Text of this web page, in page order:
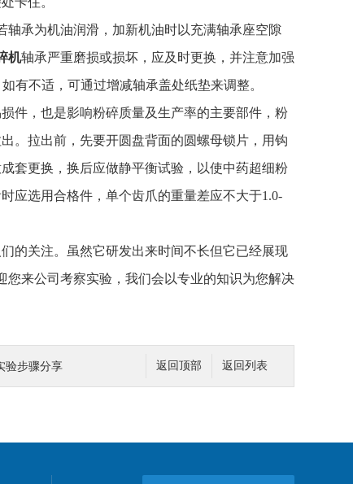
承为机油润滑，加新机油时以充满轴承座空隙
机轴承严重磨损或损坏，应及时更换，并注意加强
有不适，可通过增减轴承盖处纸垫来调整。
，也是影响粉碎质量及生产率的主要部件，粉
。拉出前，先要开圆盘背面的圆螺母锁片，用钩
套更换，换后应做静平衡试验，以使中药超细粉
应选用合格件，单个齿爪的重量差应不大于1.0-
关注。虽然它研发出来时间不长但它已经展现
您来公司考察实验，我们会以专业的知识为您解决
返回列表
返回顶部
验步骤分享